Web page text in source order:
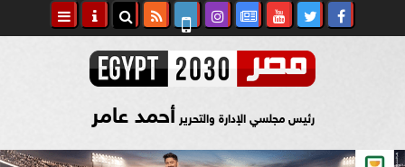
رئيس مجلسي الإدارة والتحرير أحمد عامر